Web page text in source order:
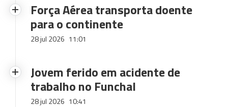
Força Aérea transporta doente
para o continente
28 jul 2026 11:01
Jovem ferido em acidente de
trabalho no Funchal
28 jul 2026 10:41